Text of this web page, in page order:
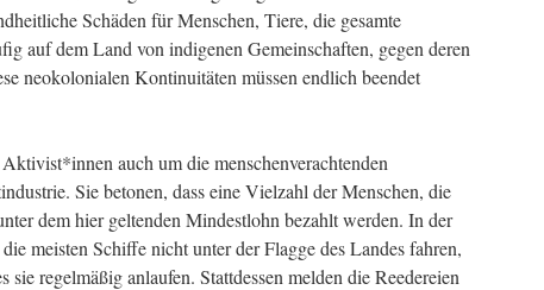
Schäden für Menschen, Tiere, die gesamte
dem Land von indigenen Gemeinschaften, gegen deren
neokolonialen Kontinuitäten müssen endlich beendet
auch um die menschenverachtenden
Sie betonen, dass eine Vielzahl der Menschen, die
dem hier geltenden Mindestlohn bezahlt werden. In der
meisten Schiffe nicht unter der Flagge des Landes fahren,
regelmäßig anlaufen. Stattdessen melden die Reedereien